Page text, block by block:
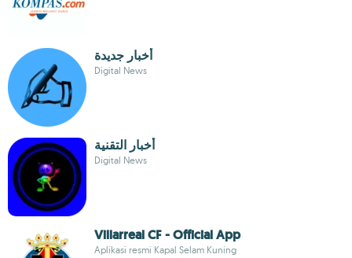
أخبار جديدة
Digital News
أخبار التقنية
Digital News
Villarreal CF - Official App
Aplikasi resmi Kapal Selam Kuning